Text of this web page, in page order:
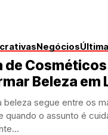
Negócios
de
Beleza em
beleza segue entre os
quando o assunto é